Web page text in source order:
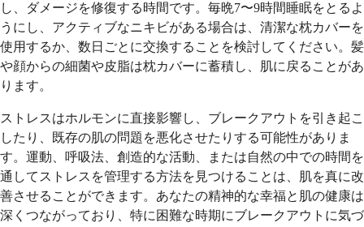
し、ダメージを修復する時間です。毎晩7〜9時間睡眠をとるよ
うにし、アクティブなニキビがある場合は、清潔な枕カバーを
使用するか、数日ごとに交換することを検討してください。髪
や顔からの細菌や皮脂は枕カバーに蓄積し、肌に戻ることがあ
ります。
ストレスはホルモンに直接影響し、ブレークアウトを引き起こ
したり、既存の肌の問題を悪化させたりする可能性がありま
す。運動、呼吸法、創造的な活動、または自然の中での時間を
通してストレスを管理する方法を見つけることは、肌を真に改
善させることができます。あなたの精神的な幸福と肌の健康は
深くつながっており、特に困難な時期にブレークアウトに気づ